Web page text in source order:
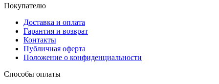
Покупателю
Доставка и оплата
Гарантия и возврат
Контакты
Публичная оферта
Положение о конфиденциальности
Способы оплаты